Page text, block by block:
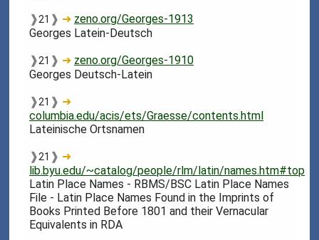
❱21 ❱ ➜ zeno.org/Georges-1913
Georges Latein-Deutsch
❱21 ❱ ➜ zeno.org/Georges-1910
Georges Deutsch-Latein
❱21 ❱ ➜
columbia.edu/acis/ets/Graesse/contents.html
Lateinische Ortsnamen
❱21 ❱ ➜
lib.byu.edu/~catalog/people/rlm/latin/names.htm#top
Latin Place Names - RBMS/BSC Latin Place Names
File - Latin Place Names Found in the Imprints of
Books Printed Before 1801 and their Vernacular
Equivalents in RDA